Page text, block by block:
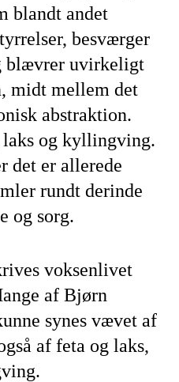
blandt andet
besværger
blævrer uvirkeligt
midt mellem det
abstraktion.
og kyllingving.
det er allerede
rundt derinde
og sorg.
voksenlivet
af Bjørn
synes vævet af
af feta og laks,